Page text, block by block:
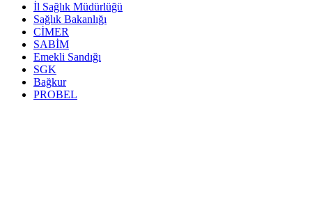
İl Sağlık Müdürlüğü
Sağlık Bakanlığı
CİMER
SABİM
Emekli Sandığı
SGK
Bağkur
PROBEL